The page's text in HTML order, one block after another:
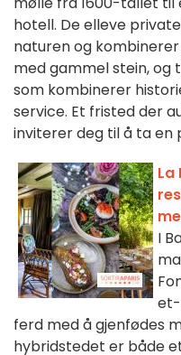
hotell. De elleve
naturen og
med gammel stein, og
som kombinerer
service. Et fristed der
inviterer deg til å ta en
La
I
et-
ferd med å gjenfødes
hybridstedet er både